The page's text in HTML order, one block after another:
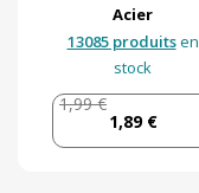
Acier
13085 produitsen
stock
1,99 €
1,89 €